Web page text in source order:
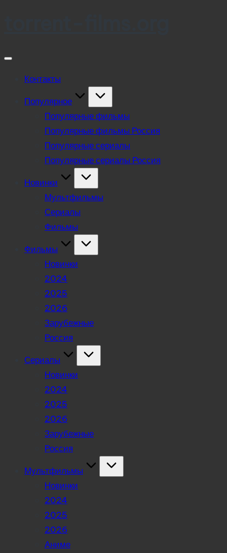
Контакты
Популярное
Популярные фильмы
Популярные фильмы Россия
Популярные сериалы
Популярные сериалы Россия
Новинки
Мультфильмы
Сериалы
Фильмы
Фильмы
Новинки
2024
2025
2026
Зарубежные
Россия
Сериалы
Новинки
2024
2025
2026
Зарубежные
Россия
Мультфильмы
Новинки
2024
2025
2026
Аниме